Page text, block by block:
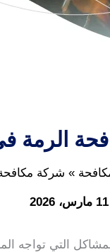
الرمة
شركة
11 مارس، 2026
التي تواجه